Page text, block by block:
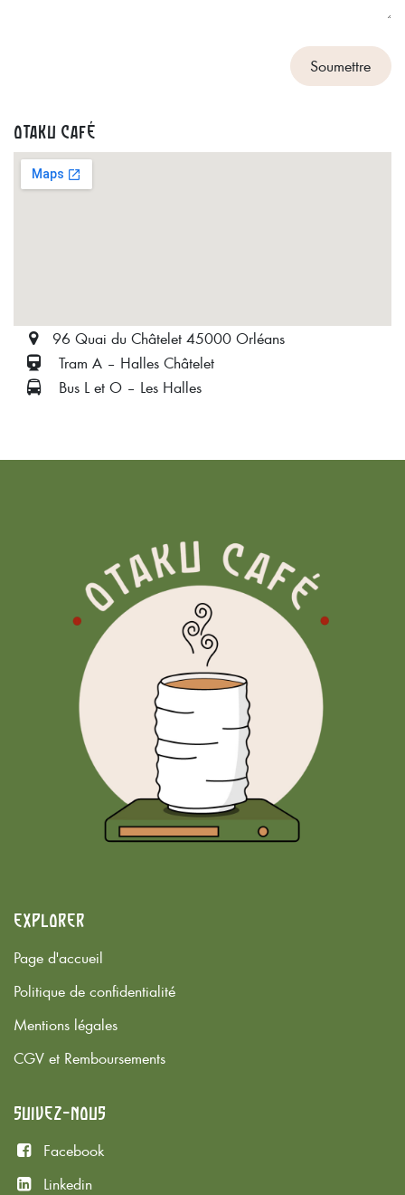
Soumettre
OTAKU CAFé
96 Quai du Châtelet 45000 Orléans
Tram A – Halles Châtelet
Bus L et O – Les Halles
Explorer
Page d'accueil
Politique de confidentialité
Mentions légales
CGV et Remboursements
Suivez-nous
Facebook
Linkedin